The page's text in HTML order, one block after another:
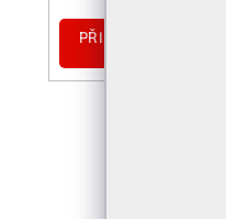
PŘIHLÁSIT